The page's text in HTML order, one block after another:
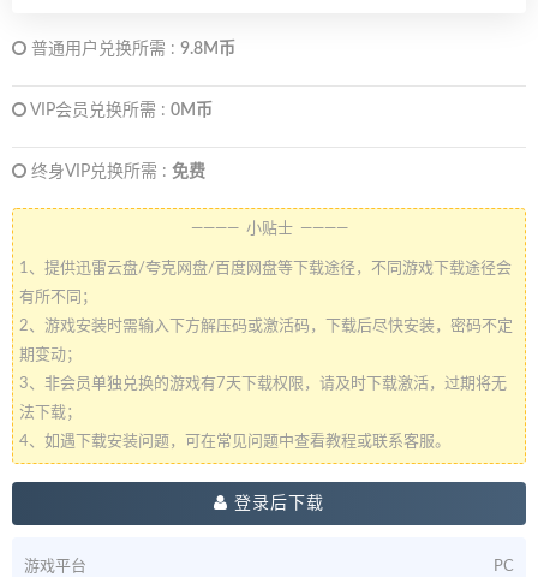
普通用户兑换所需 : 9.8M币
VIP会员兑换所需 : 0M币
终身VIP兑换所需 : 免费
———— 小贴士 ————
1、提供迅雷云盘/夸克网盘/百度网盘等下载途径，不同游戏下载途径会
有所不同；
2、游戏安装时需输入下方解压码或激活码，下载后尽快安装，密码不定
期变动；
3、非会员单独兑换的游戏有7天下载权限，请及时下载激活，过期将无
法下载；
4、如遇下载安装问题，可在常见问题中查看教程或联系客服。
登录后下载
游戏平台 PC